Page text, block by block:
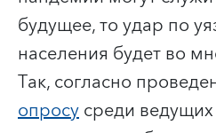
будущее, то удар по
населения будет во
Так, согласно
опросусреди